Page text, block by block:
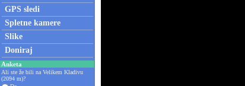
GPS sledi
Spletne kamere
Slike
Doniraj
Anketa
Ali ste že bili na Velikem Kladivu
(2094 m)?